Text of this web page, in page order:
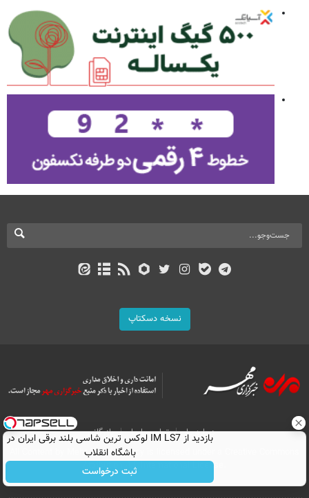
نسخه دسکتاپ
درباره ما تماس با ما
بازرگانی
All Content by Mehr News Agency is licensed under a Creative Commons
Attribution 4.0 International License.
بازدید از IM LS7 لوکس ترین شاسی بلند برقی ایران در
باشگاه انقلاب
ثبت درخواست